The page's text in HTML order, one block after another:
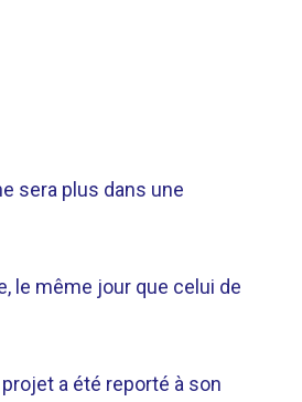
sera plus dans une
le même jour que celui de
a été reporté à son